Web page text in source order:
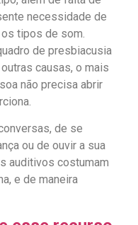
necessidade de
tipos de som.
de presbiacusia
causas, o mais
não precisa abrir
de se
ou de ouvir a sua
auditivos costumam
e de maneira